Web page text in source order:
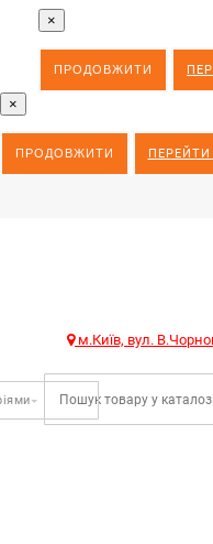
×
ПРОДОВЖИТИ
×
ПРОДОВЖИТИ
м.Київ, вул.